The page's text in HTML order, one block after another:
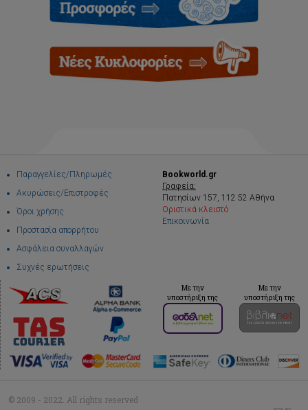
Παραγγελίες/Πληρωμές
Ακυρώσεις/Επιστροφές
Όροι χρήσης
Προστασία απορρήτου
Ασφάλεια συναλλαγών
Συχνές ερωτήσεις
Bookworld.gr
Γραφεία:
Πατησίων 157, 112 52 Αθήνα
Οριστικά κλειστό
Επικοινωνία
Με την
υποστήριξη της
Με την
υποστήριξη της
© 2009 - 2022. All rights reserved